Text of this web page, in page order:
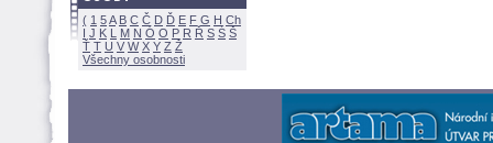
( 1 5A B C Č D Ď E F G H Ch
I J K L M N Ó O P R Ř S Ś
Ť T U V W X Y Z
Všechny osobnosti